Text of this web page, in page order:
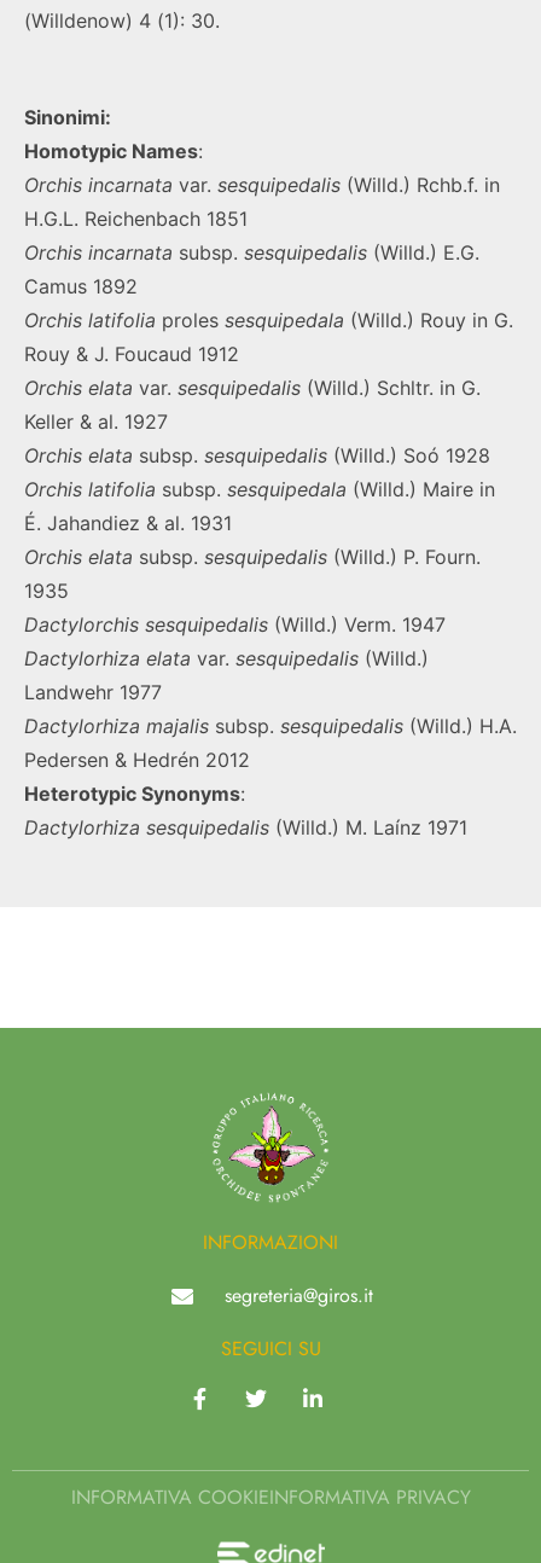
(Willdenow) 4 (1): 30.
Sinonimi:
Homotypic Names:
Orchis incarnata var. sesquipedalis (Willd.) Rchb.f. in
H.G.L. Reichenbach 1851
Orchis incarnata subsp. sesquipedalis (Willd.) E.G.
Camus 1892
Orchis latifolia proles sesquipedala (Willd.) Rouy in G.
Rouy & J. Foucaud 1912
Orchis elata var. sesquipedalis (Willd.) Schltr. in G.
Keller & al. 1927
Orchis elata subsp. sesquipedalis (Willd.) Soó 1928
Orchis latifolia subsp. sesquipedala (Willd.) Maire in
É. Jahandiez & al. 1931
Orchis elata subsp. sesquipedalis (Willd.) P. Fourn.
1935
Dactylorchis sesquipedalis (Willd.) Verm. 1947
Dactylorhiza elata var. sesquipedalis (Willd.)
Landwehr 1977
Dactylorhiza majalis subsp. sesquipedalis (Willd.) H.A.
Pedersen & Hedrén 2012
Heterotypic Synonyms:
Dactylorhiza sesquipedalis (Willd.) M. Laínz 1971
INFORMAZIONI
segreteria@giros.it
SEGUICI SU
INFORMATIVA COOKIEINFORMATIVA PRIVACY